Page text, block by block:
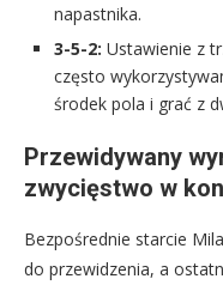
napastnika.
3-5-2: Ustawienie z
często
środek pola i grać z
Przewidywany
zwycięstwo w
Bezpośrednie starcie
do przewidzenia, a